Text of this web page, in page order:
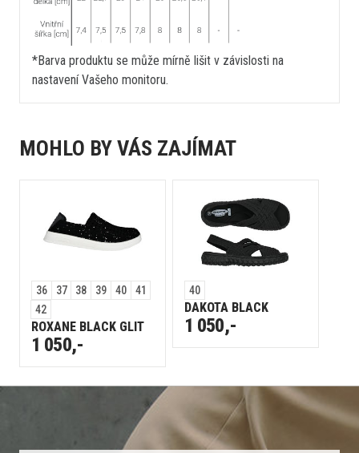
*Barva produktu se může mírně lišit v závislosti na
nastavení Vašeho monitoru.
MOHLO BY VÁS ZAJÍMAT
36 37 38 39 40
41
42
ROXANE BLACK GLIT
1 050,-
40
DAKOTA BLACK
1 050,-